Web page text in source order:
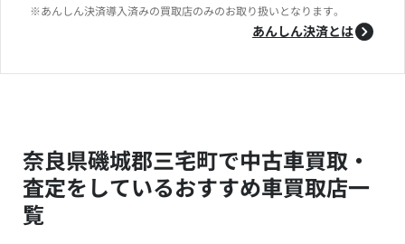
※あんしん決済導入済みの買取店のみのお取り扱いとなります。
あんしん決済とは
奈良県磯城郡三宅町で中古車買取・
査定をしているおすすめ車買取店一
覧